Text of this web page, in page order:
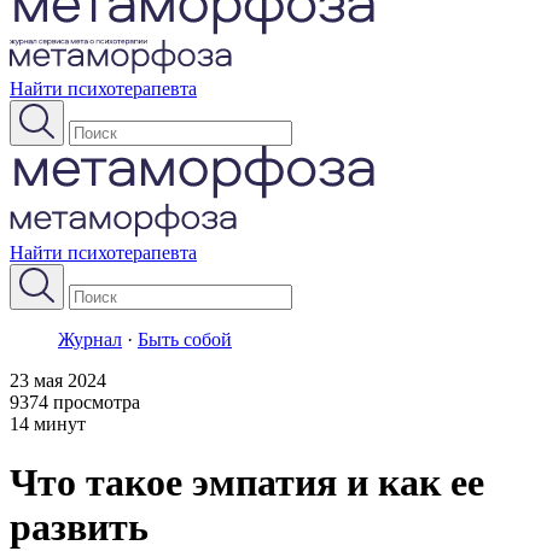
Найти психотерапевта
Найти психотерапевта
Журнал · Быть собой
23 мая 2024
9374 просмотра
14 минут
Что такое эмпатия и как ее
развить